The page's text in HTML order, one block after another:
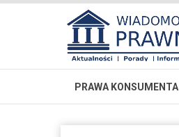
PRAWA KONSUMENTA